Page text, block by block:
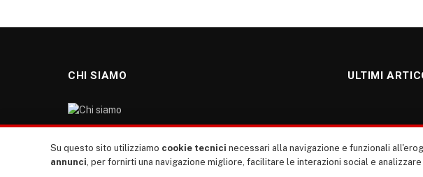
CHI SIAMO
nostro sito giornale è l’erede di “TUTTI”: giornale
ULTIMI
Su questo sito utilizziamo cookie tecnici necessari alla navigazione e funzionali
annunci, per fornirti una navigazione migliore, facilitare le interazioni social e